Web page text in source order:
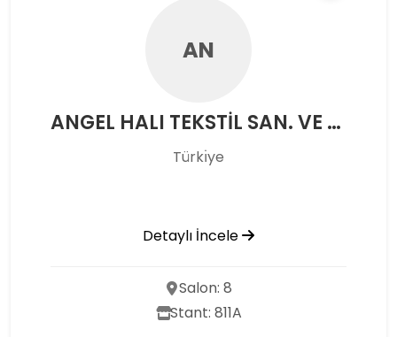
AN
ANGEL HALI TEKSTİL SAN. VE TİC. LTD. ŞTİ.
Türkı̇ye
Detaylı İncele
Salon: 8
Stant: 811A